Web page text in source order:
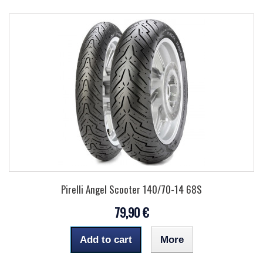
Pirelli Angel Scooter 140/70-14 68S
79,90 €
Add to cart More